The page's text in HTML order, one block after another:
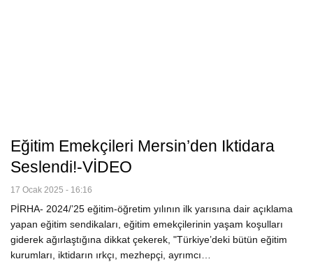
Eğitim Emekçileri Mersin’den Iktidara
Seslendi!-VİDEO
17 Ocak 2025 - 16:16
PİRHA- 2024/’25 eğitim-öğretim yılının ilk yarısına dair açıklama
yapan eğitim sendikaları, eğitim emekçilerinin yaşam koşulları
giderek ağırlaştığına dikkat çekerek, "Türkiye’deki bütün eğitim
kurumları, iktidarın ırkçı, mezhepçi, ayrımcı…